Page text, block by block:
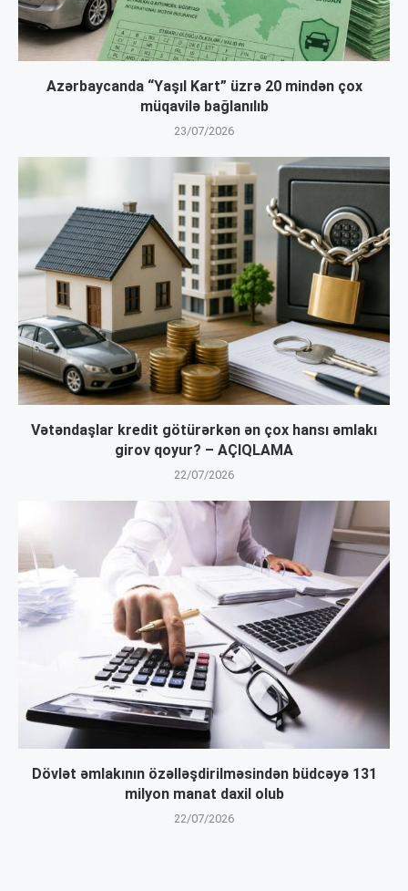
Azərbaycanda “Yaşıl Kart” üzrə 20 mindən çox
müqavilə bağlanılıb
23/07/2026
Vətəndaşlar kredit götürərkən ən çox hansı əmlakı
girov qoyur? – AÇIQLAMA
22/07/2026
Dövlət əmlakının özəlləşdirilməsindən büdcəyə 131
milyon manat daxil olub
22/07/2026